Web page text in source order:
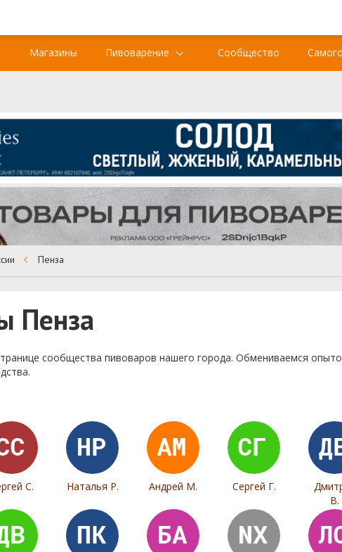
Магазины Пивоварение Сообщество
Пенза
Пенза
сообщества пивоваров нашего города. Обмениваемся
С. Наталья Р. Андрей М. Сергей Г.
В.